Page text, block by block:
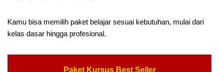
Kamu bisa memilih paket belajar sesuai kebutuhan, mulai dari
kelas dasar hingga profesional.
Paket Kursus Best Seller